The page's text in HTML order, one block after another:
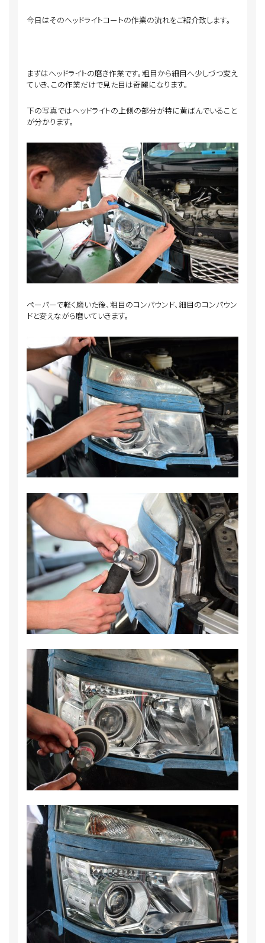
今日はそのヘッドライトコートの作業の流れをご紹介致します。
まずはヘッドライトの磨き作業です。粗目から細目へ少しづつ変え
ていき、この作業だけで見た目は奇麗になります。
下の写真ではヘッドライトの上側の部分が特に黄ばんでいること
が分かります。
ペーパーで軽く磨いた後、粗目のコンパウンド、細目のコンパウン
ドと変えながら磨いていきます。